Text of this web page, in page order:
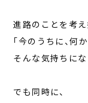
進路のことを考え
「今のうちに、何
そんな気持ちにな
でも同時に、